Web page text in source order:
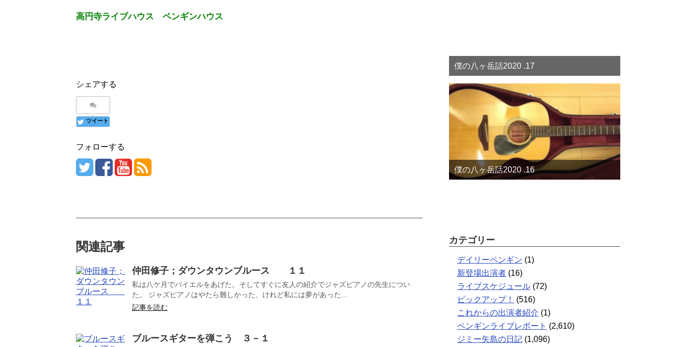
高円寺ライブハウス ペンギンハウス
シェアする
ツイート
フォローする
関連記事
仲田修子；ダウンタウンブルース １１
私は八ケ月でバイエルをあげた。そしてすぐに友人の紹介でジャズピアノの先生につい
た。 ジャズピアノはやたら難しかった、けれど私には夢があった...
記事を読む
ブルースギターを弾こう ３－１
僕の八ヶ岳話2020 .17
僕の八ヶ岳話2020 .16
カテゴリー
デイリーペンギン (1)
新登場出演者 (16)
ライブスケジュール (72)
ピックアップ！
(516)
これからの出演者紹介 (1)
ペンギンライブレポート (2,610)
ジミー矢島の日記 (1,096)